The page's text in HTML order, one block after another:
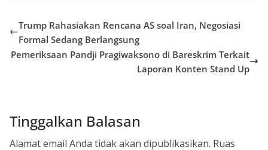
Trump Rahasiakan Rencana AS soal Iran, Negosiasi
Formal Sedang Berlangsung
Pemeriksaan Pandji Pragiwaksono di Bareskrim Terkait
Laporan Konten Stand Up
Tinggalkan Balasan
Alamat email Anda tidak akan dipublikasikan. Ruas